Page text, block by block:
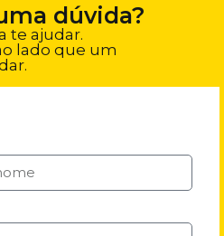
dúvida?
te ajudar.
lado que um